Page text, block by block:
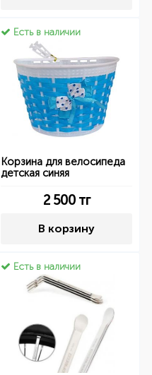
Есть в наличии
Корзина для велосипеда
детская синяя
2 500тг
В корзину
Есть в наличии